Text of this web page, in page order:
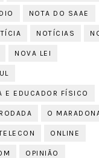
NOTA DO SAAE
NOTÍCIAS
NOVA LEI
E EDUCADOR FÍSICO
O
ONLINE
OPINIÃO